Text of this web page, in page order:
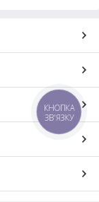
КНОПКА
ЗВ'ЯЗКУ